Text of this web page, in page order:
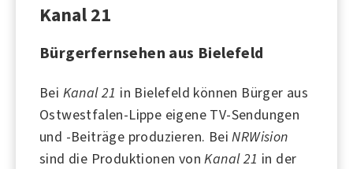
Kanal 21
Bürgerfernsehen aus Bielefeld
Bei Kanal 21 in Bielefeld können Bürger aus
Ostwestfalen-Lippe eigene TV-Sendungen
und -Beiträge produzieren. BeiNRWision
sind die Produktionen vonKanal 21 in der